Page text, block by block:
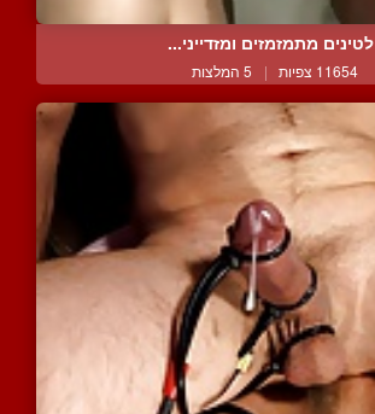
לטינים מתמזמזים ומזדייני...
11654 צפיות | 5 המלצות